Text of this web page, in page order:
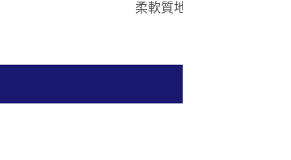
柔軟質地為最大特色的小